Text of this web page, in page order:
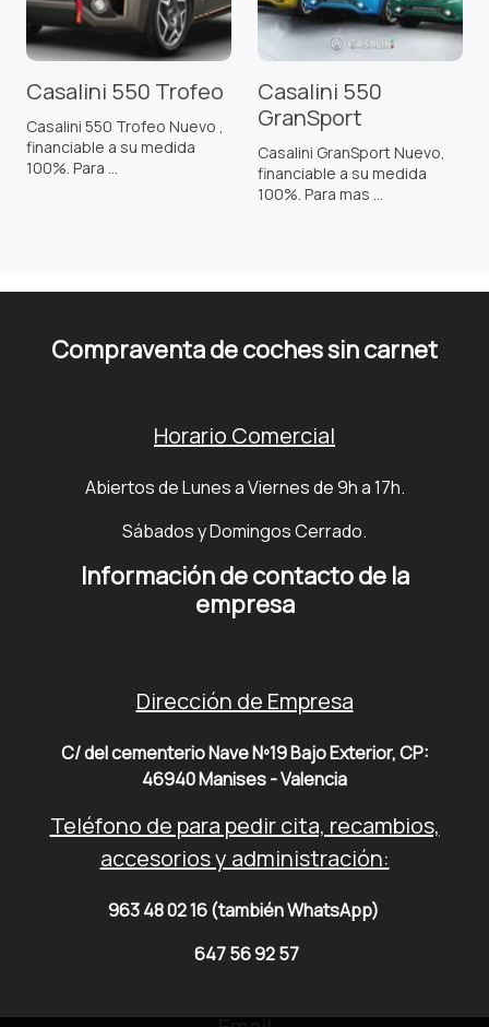
Casalini 550 Trofeo
Casalini 550 Trofeo Nuevo ,
financiable a su medida
100%. Para ...
Casalini 550
GranSport
Casalini GranSport Nuevo,
financiable a su medida
100%. Para mas ...
Compraventa de coches sin carnet
Horario Comercial
Abiertos de Lunes a Viernes de 9h a 17h.
Sábados y Domingos Cerrado.
Información de contacto de la
empresa
Dirección de Empresa
C/ del cementerio Nave Nº19 Bajo Exterior, CP:
46940 Manises - Valencia
Teléfono de para pedir cita, recambios,
accesorios y administración:
963 48 02 16 (también WhatsApp)
647 56 92 57